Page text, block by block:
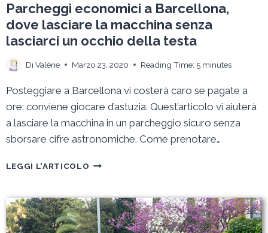
Parcheggi economici a Barcellona,
dove lasciare la macchina senza
lasciarci un occhio della testa
Di Valérie Marzo 23, 2020 Reading Time: 5 minutes
Posteggiare a Barcellona vi costerà caro se pagate a
ore: conviene giocare d’astuzia. Quest’articolo vi aiuterà
a lasciare la macchina in un parcheggio sicuro senza
sborsare cifre astronomiche. Come prenotare…
LEGGI L'ARTICOLO PARCHEGGI
BARCELLONA,
DOVE
LASCIARE